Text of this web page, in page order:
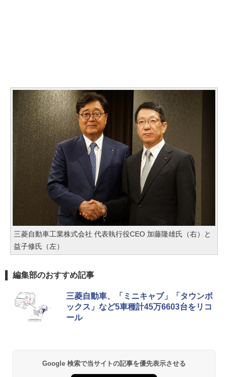
三菱自動車工業株式会社 代表執行役CEO 加藤隆雄氏（右）と
益子修氏（左）
編集部のおすすめ記事
三菱自動車、「ミニキャブ」「タウンボ
ックス」など5車種計45万6603台をリコ
ール
Google 検索で当サイトの記事を優先表示させる